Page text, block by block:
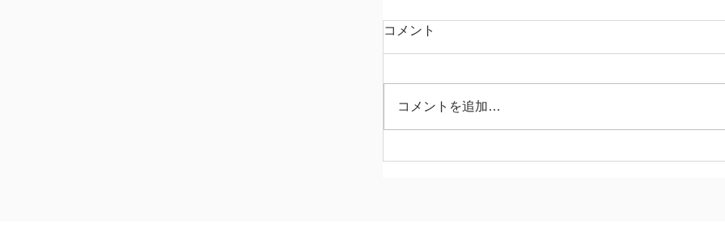
赤いメガネの
昨日、次男がバイクで転んで帰宅 猫を避
キズパワーパッドと 少しの湿布で処置 今
日になって、思い出すのは 先日図書館で
コメント
コメントを追加…